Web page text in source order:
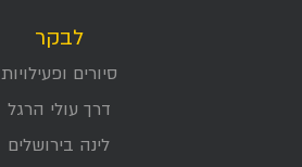
לבקר
סיורים ופעילויות
דרך עולי הרגל
לינה בירושלים